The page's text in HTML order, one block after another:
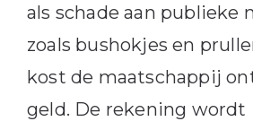
als schade aan publieke
zoals bushokjes en
kost de maatschappij
geld. De rekening